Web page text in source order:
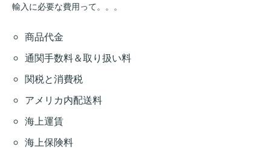
輸入に必要な費用って。。。
商品代金
通関手数料＆取り扱い料
関税と消費税
アメリカ内配送料
海上運賃
海上保険料